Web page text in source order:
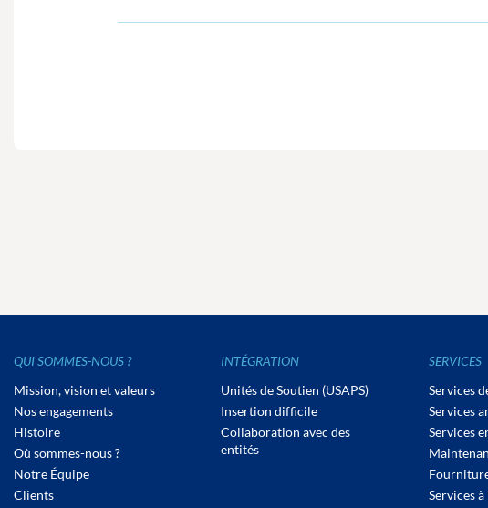
QUI SOMMES-NOUS ?
Mission, vision et valeurs
Nos engagements
Histoire
Où sommes-nous ?
Notre Équipe
Clients
INTÉGRATION
Unités de Soutien (USAPS)
Insertion difficile
Collaboration avec des
entités
SERVICES
Services
Services
Services
Services